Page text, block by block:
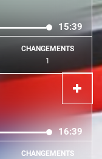
15:39
CHANGEMENTS
1
16:39
CHANGEMENTS